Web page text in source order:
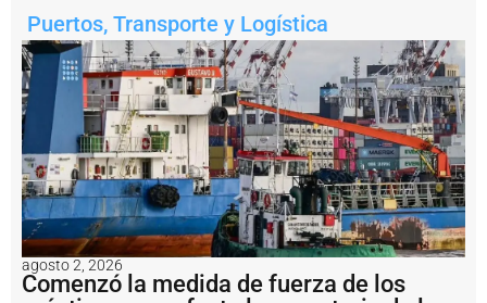
e
n
t
o
s
l
a
H
i
d
r
o
v
Puertos, Transporte y Logística
agosto 2, 2026
Comenzó la medida de fuerza de los